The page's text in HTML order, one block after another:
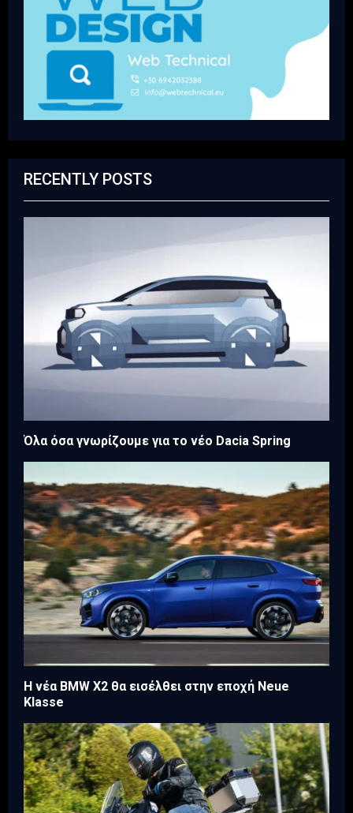
RECENTLY POSTS
Όλα όσα γνωρίζουμε για το νέο Dacia Spring
Η νέα BMW X2 θα εισέλθει στην εποχή Neue
Klasse